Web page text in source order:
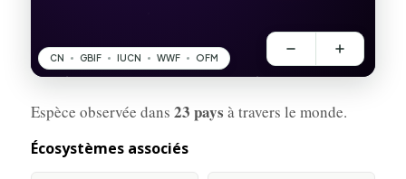
Espèce observée dans 23 pays à travers le monde.
Écosystèmes associés